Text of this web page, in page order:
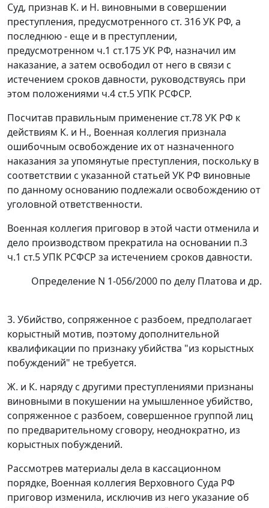
Суд, признав К. и Н. виновными в совершении
преступления, предусмотренного ст. 316УК РФ, а
последнюю - еще и в преступлении,
предусмотренном ч.1 ст.175УК РФ, назначил им
наказание, а затем освободил от него в связи с
истечением сроков давности, руководствуясь при
этом положениями ч.4 ст.5УПК РСФСР.
Посчитав правильным применение ст.78УК РФ к
действиям К. и Н., Военная коллегия признала
ошибочным освобождение их от назначенного
наказания за упомянутые преступления, поскольку в
соответствии с указанной статьей УК РФ виновные
по данному основанию подлежали освобождению от
уголовной ответственности.
Военная коллегия приговор в этой части отменила и
дело производством прекратила на основании п.3
ч.1 ст.5УПК РСФСР за истечением сроков давности.
Определение N 1-056/2000 по делу Платова и др.
3. Убийство, сопряженное с разбоем, предполагает
корыстный мотив, поэтому дополнительной
квалификации по признаку убийства "из корыстных
побуждений" не требуется.
Ж. и К. наряду с другими преступлениями признаны
виновными в покушении на умышленное убийство,
сопряженное с разбоем, совершенное группой лиц
по предварительному сговору, неоднократно, из
корыстных побуждений.
Рассмотрев материалы дела в кассационном
порядке, Военная коллегия Верховного Суда РФ
приговор изменила, исключив из него указание об